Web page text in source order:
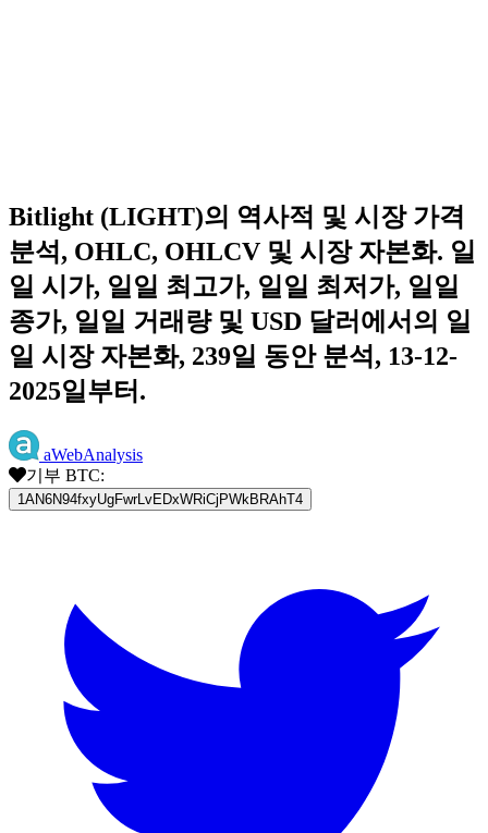
Bitlight (LIGHT)의 역사적 및 시장 가격
분석, OHLC, OHLCV 및 시장 자본화. 일
일 시가, 일일 최고가, 일일 최저가, 일일
종가, 일일 거래량 및 USD 달러에서의 일
일 시장 자본화, 239일 동안 분석, 13-12-
2025일부터.
aWebAnalysis
기부 BTC:
1AN6N94fxyUgFwrLvEDxWRiCjPWkBRAhT4